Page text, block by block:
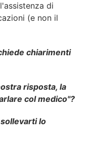
di
(e non il
chiarimenti
risposta, la
col medico"?
lo